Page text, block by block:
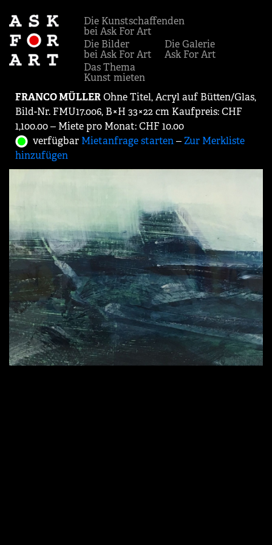
Die Kunstschaffenden
bei Ask For Art
Die Bilder
bei Ask For Art
Die Galerie
Ask For Art
Das Thema
Kunst mieten
FRANCO MÜLLEROhne Titel, Acryl auf Bütten/Glas,
Bild-Nr. FMU17.006, B×H 33×22 cm Kaufpreis: CHF
1,100.00 ‒ Miete pro Monat: CHF 10.00
verfügbar Mietanfrage starten‒Zur Merkliste
hinzufügen